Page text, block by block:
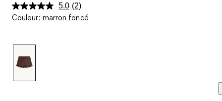
5.0 Lire
2
(2)
Couleur: marron foncé